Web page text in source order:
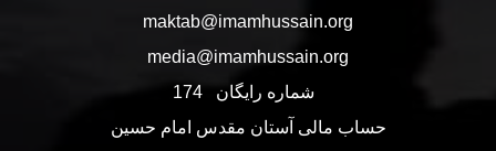
maktab@imamhussain.org
media@imamhussain.org
شماره رایگان
174
حساب مالی آستان مقدس امام حسین